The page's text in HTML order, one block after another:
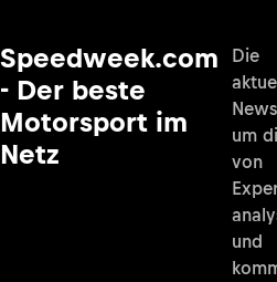
Speedweek.com
- Der beste
Motorsport im
Netz
Die
um
von
und